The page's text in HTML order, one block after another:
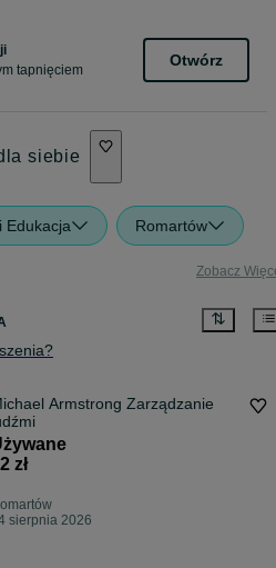
tapnięciem
Otwórz
siebie
Edukacja Romartów
Zobacz
Armstrong Zarządzanie
zł
sierpnia 2026